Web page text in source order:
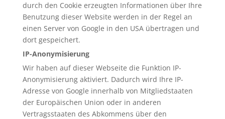
durch den Cookie erzeugten Informationen über Ihre
Benutzung dieser Website werden in der Regel an
einen Server von Google in den USA übertragen und
dort gespeichert.
IP-Anonymisierung
Wir haben auf dieser Webseite die Funktion IP-
Anonymisierung aktiviert. Dadurch wird Ihre IP-
Adresse von Google innerhalb von Mitgliedstaaten
der Europäischen Union oder in anderen
Vertragsstaaten des Abkommens über den